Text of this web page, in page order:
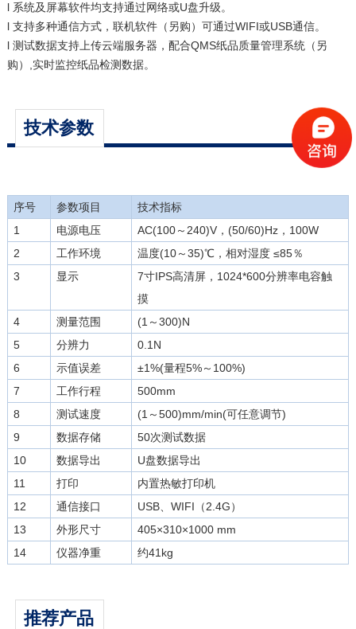
l 系统及屏幕软件均支持通过网络或U盘升级。
l 支持多种通信方式，联机软件（另购）可通过WIFI或USB通信。
l 测试数据支持上传云端服务器，配合QMS纸品质量管理系统（另
购）,实时监控纸品检测数据。
技术参数
序号 参数项目
技术指标
1
电源电压
AC(100～240)V，(50/60)Hz，100W
2
工作环境
温度(10～35)℃，相对湿度 ≤85％
3
显示
7寸IPS高清屏，1024*600分辨率电容触
摸
4
测量范围
(1～300)N
5
分辨力
0.1N
6
示值误差
±1%(量程5%～100%)
7
工作行程
500mm
8
测试速度
(1～500)mm/min(可任意调节)
9
数据存储
50次测试数据
10
数据导出
U盘数据导出
11
打印
内置热敏打印机
12
通信接口
USB、WIFI（2.4G）
13
外形尺寸
405×310×1000 mm
14
仪器净重 约41kg
推荐产品